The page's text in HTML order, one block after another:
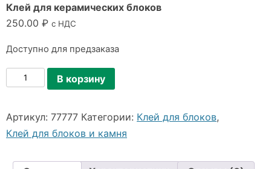
Клей для керамических блоков
250.00 ₽ с НДС
Доступно для предзаказа
Количество
для
керамических
В корзину
Артикул: 77777 Категории: Клей для блоков,
Клей для блоков и камня